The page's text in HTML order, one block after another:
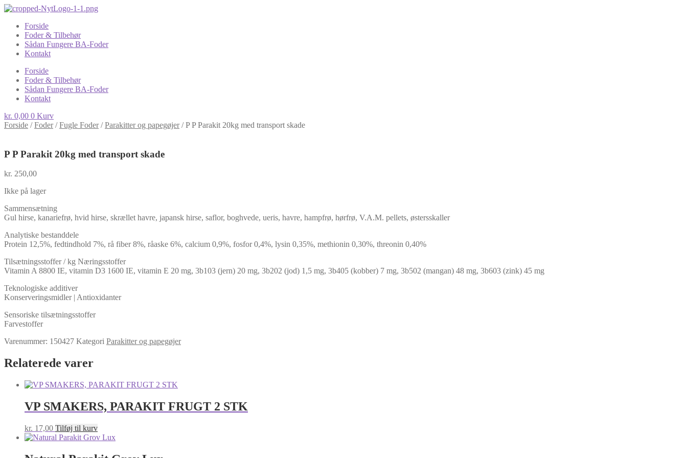
Forside
Foder & Tilbehør
Sådan Fungere BA-Foder
Kontakt
Forside
Foder & Tilbehør
Sådan Fungere BA-Foder
Kontakt
kr. 0,00 0 Kurv
Forside /Foder/Fugle Foder/Parakitter og papegøjer/P P Parakit 20kg med transport skade
P P Parakit 20kg med transport skade
kr. 250,00
Ikke på lager
Sammensætning
Gul hirse, kanariefrø, hvid hirse, skrællet havre, japansk hirse, saflor, boghvede, ueris, havre, hampfrø, hørfrø, V.A.M. pellets, østersskaller
Analytiske bestanddele
Protein 12,5%, fedtindhold 7%, rå fiber 8%, råaske 6%, calcium 0,9%, fosfor 0,4%, lysin 0,35%, methionin 0,30%, threonin 0,40%
Tilsætningsstoffer / kg Næringsstoffer
Vitamin A 8800 IE, vitamin D3 1600 IE, vitamin E 20 mg, 3b103 (jern) 20 mg, 3b202 (jod) 1,5 mg, 3b405 (kobber) 7 mg, 3b502 (mangan) 48 mg, 3b603 (zink) 45 mg
Teknologiske additiver
Konserveringsmidler | Antioxidanter
Sensoriske tilsætningsstoffer
Farvestoffer
Varenummer: 150427 Kategori Parakitter og papegøjer
Relaterede varer
VP SMAKERS, PARAKIT FRUGT 2 STK
kr. 17,00 Tilføj til kurv